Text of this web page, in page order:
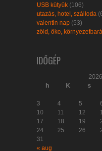
USB kütyük (106)
utazás, hotel, szálloda
valentin nap (53)
zöld, öko,
IDŐGÉP
h
K s
3
4 5
10
11 12
17
18 19
24
25 26
31
« aug